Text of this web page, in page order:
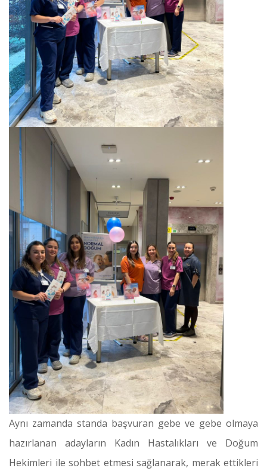
Aynı zamanda standa başvuran gebe ve gebe olmaya
hazırlanan adayların Kadın Hastalıkları ve Doğum
Hekimleri ile sohbet etmesi sağlanarak, merak ettikleri